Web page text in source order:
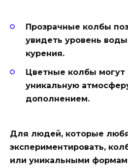
Прозрачные колбы
увидеть уровень
курения.
Цветные колбы могут
уникальную
дополнением.
Для людей, которые
экспериментировать,
или уникальными